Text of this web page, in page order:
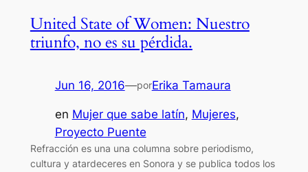
United State of Women: Nuestro
triunfo, no es su pérdida.
Jun 16, 2016—porErika Tamaura
en Mujer que sabe latín, Mujeres
Proyecto Puente
Refracción es una una columna sobre periodismo,
cultura y atardeceres en Sonora y se publica todos los